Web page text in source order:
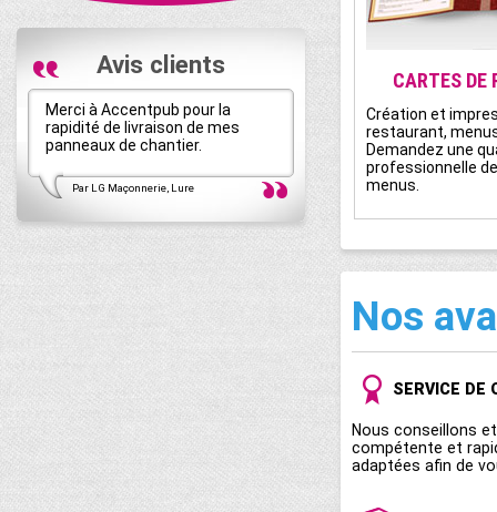
Avis clients
Merci à Accentpub pour la
rapidité de livraison de mes
panneaux de chantier.
Par LG Maçonnerie, Lure
AccentPub s'occupe de
ma communication
suis pleinement satisfait !
Par GODIER Bâti-thermique,
CARTES DE
Création et
restaurant,
Demandez une
professionnelle
menus.
Nos
SERVICE DE
Nous conseillons
compétente et
adaptées afin de